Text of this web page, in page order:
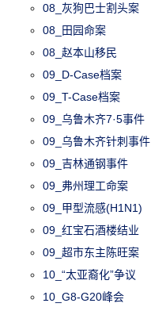
08_灰狗巴士割头案
08_田园命案
08_赵本山移民
09_D-Case档案
09_T-Case档案
09_乌鲁木齐7·5事件
09_乌鲁木齐针刺事件
09_吉林通钢事件
09_弗州理工命案
09_甲型流感(H1N1)
09_红宝石酒楼结业
09_超市东主陈旺案
10_“太亚裔化”争议
10_G8-G20峰会